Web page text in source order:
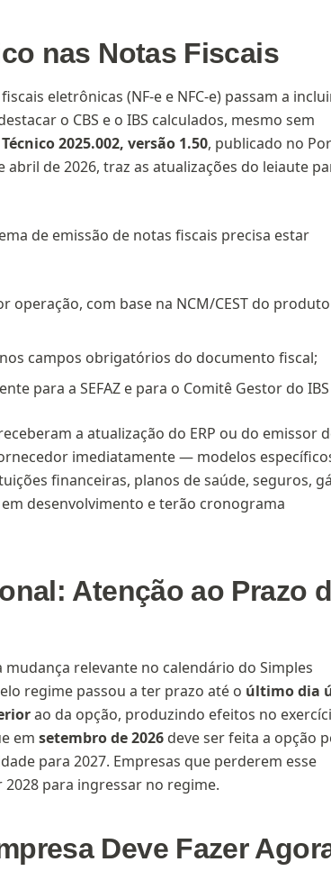
nas Notas Fiscais
eletrônicas (NF-e e NFC-e) passam a
o CBS e o IBS calculados, mesmo sem
2025.002, versão 1.50, publicado no
abril de 2026, traz as atualizações do leiaute
de emissão de notas fiscais precisa estar
operação, com base na NCM/CEST do
campos obrigatórios do documento fiscal;
para a SEFAZ e para o Comitê Gestor do IBS
a atualização do ERP ou do emissor
imediatamente — modelos
financeiras, planos de saúde, seguros,
desenvolvimento e terão cronograma
Atenção ao Prazo
mudança relevante no calendário do Simples
regime passou a ter prazo até o último dia
ao da opção, produzindo efeitos no
em setembro de 2026 deve ser feita a opção
para 2027. Empresas que perderem esse
para ingressar no regime.
Deve Fazer